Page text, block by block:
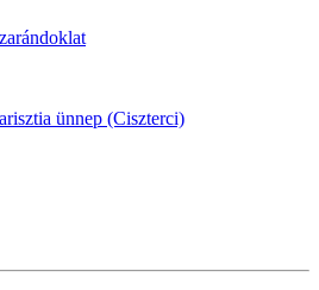
ünnep (Ciszterci)